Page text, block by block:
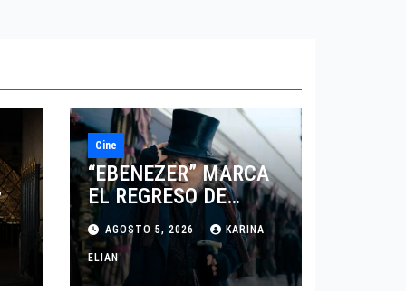
Cine
“EBENEZER” MARCA
EL REGRESO DE
JOHNNY DEPP A
HOLLYWOOD TRAS SU
PASO POR EL CINE
AGOSTO 5, 2026 KARINA
ELIAN